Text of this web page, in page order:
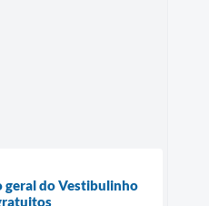
geral do Vestibulinho